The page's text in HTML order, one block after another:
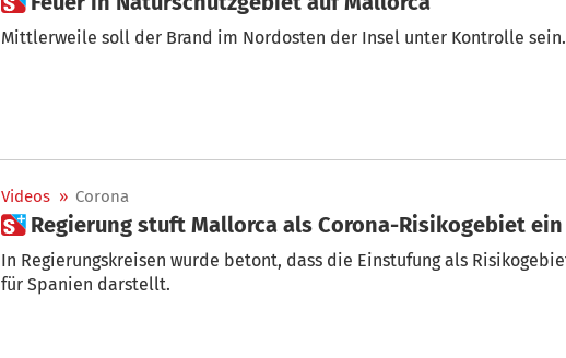
Mittlerweile soll der Brand im Nordosten der Insel unter Kontrolle sein.
Videos » Corona
 Regierung stuft Mallorca als Corona-Risikogebiet ein
In Regierungskreisen wurde betont, dass die Einstufung als
für Spanien darstellt.